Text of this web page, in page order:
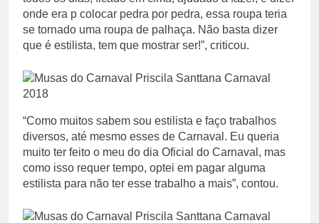
onde era p colocar pedra por pedra, essa roupa teria
se tornado uma roupa de palhaça. Não basta dizer
que é estilista, tem que mostrar ser!”, criticou.
“Como muitos sabem sou estilista e faço trabalhos
diversos, até mesmo esses de Carnaval. Eu queria
muito ter feito o meu do dia Oficial do Carnaval, mas
como isso requer tempo, optei em pagar alguma
estilista para não ter esse trabalho a mais”, contou.